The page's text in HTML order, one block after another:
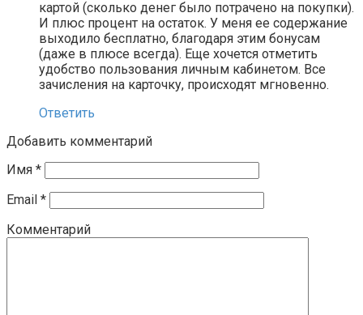
картой (сколько денег было потрачено на покупки).
И плюс процент на остаток. У меня ее содержание
выходило бесплатно, благодаря этим бонусам
(даже в плюсе всегда). Еще хочется отметить
удобство пользования личным кабинетом. Все
зачисления на карточку, происходят мгновенно.
Ответить
Добавить комментарий
Имя *
Email *
Комментарий